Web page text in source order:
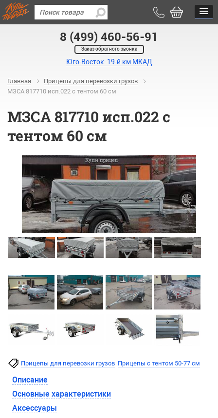
8 (499) 460-56-91
Заказ обратного звонка
Юго-Восток: 19-й км МКАД
Главная
Прицепы для перевозки грузов
МЗСА 817710 исп.022 с тентом 60 см
МЗСА 817710 исп.022 с
тентом 60 см
Прицепы для перевозки грузов Прицепы с тентом 50-77 см
Описание
Основные характеристики
Аксессуары